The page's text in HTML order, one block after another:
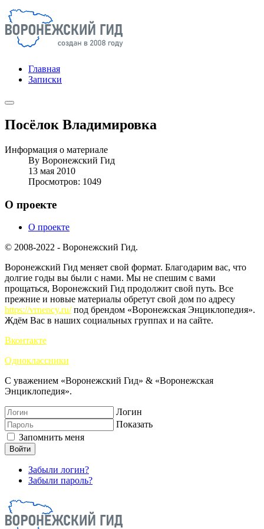
Главная
Записки
Посёлок Владимировка
Информация о материале
By Воронежский Гид
13 мая 2010
Просмотров: 1049
О проекте
О проекте
© 2008-2022 - Воронежский Гид.
Воронежский Гид меняет свой формат. Благодарим вас, что
долгие годы вы были с нами. Мы не спешим с вами
прощаться, Воронежский Гид продолжит свой путь. Все
прежние и новые материалы обретут свой дом по адресу
https://vrnency.ru/под брендом «Воронежская Энциклопедия».
Ждём Вас в наших социальных группах и на сайте.
Вконтакте
Одноклассники
С уважением «Воронежский Гид» & «Воронежская
Энциклопедия».
Логин
Показать
Запомнить меня
Войти
Забыли логин?
Забыли пароль?